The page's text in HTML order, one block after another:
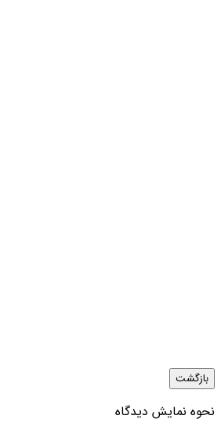
بازگشت
نحوه نمایش دیدگاه‌